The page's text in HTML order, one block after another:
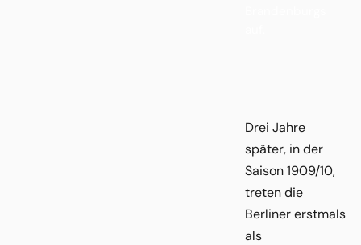
Drei Jahre
später, in der
Saison 1909/10,
treten die
Berliner erstmals
als